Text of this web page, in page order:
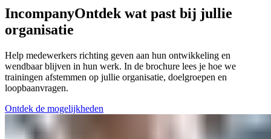
IncompanyOntdek wat past bij jullie
organisatie
Help medewerkers richting geven aan hun ontwikkeling en
wendbaar blijven in hun werk. In de brochure lees je hoe we
trainingen afstemmen op jullie organisatie, doelgroepen en
loopbaanvragen.
Ontdek de mogelijkheden